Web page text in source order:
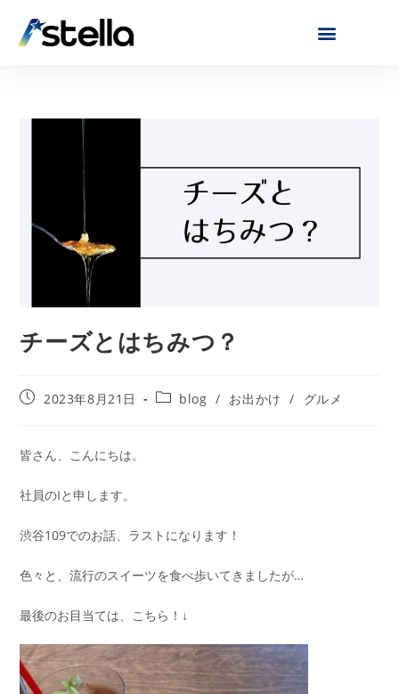
チーズとはちみつ？
2023年8月21日 blog / お出かけ / グルメ
皆さん、こんにちは。
社員のIと申します。
渋谷109でのお話、ラストになります！
色々と、流行のスイーツを食べ歩いてきましたが…
最後のお目当ては、こちら！↓